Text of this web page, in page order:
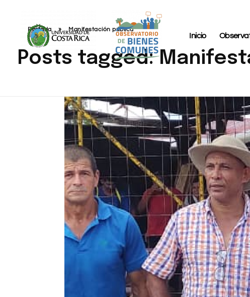
Inicio
Portada » Manifestación pública
Posts tagged: